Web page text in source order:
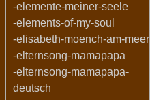
-elemente-meiner-seele
-elements-of-my-soul
-elisabeth-moench-am-meer
-elternsong-mamapapa
-elternsong-mamapapa-
deutsch